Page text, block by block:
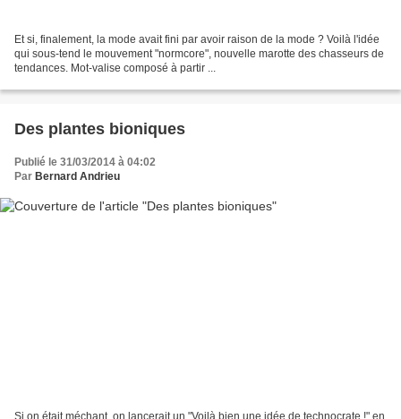
Et si, finalement, la mode avait fini par avoir raison de la mode ? Voilà l'idée
qui sous-tend le mouvement "normcore", nouvelle marotte des chasseurs de
tendances. Mot-valise composé à partir ...
Des plantes bioniques
Publié le 31/03/2014 à 04:02
Par Bernard Andrieu
Si on était méchant, on lancerait un "Voilà bien une idée de technocrate !" en